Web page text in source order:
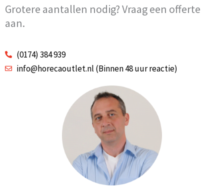
Grotere aantallen nodig? Vraag een offerte
aan.
(0174) 384 939
info@horecaoutlet.nl (Binnen 48 uur reactie)